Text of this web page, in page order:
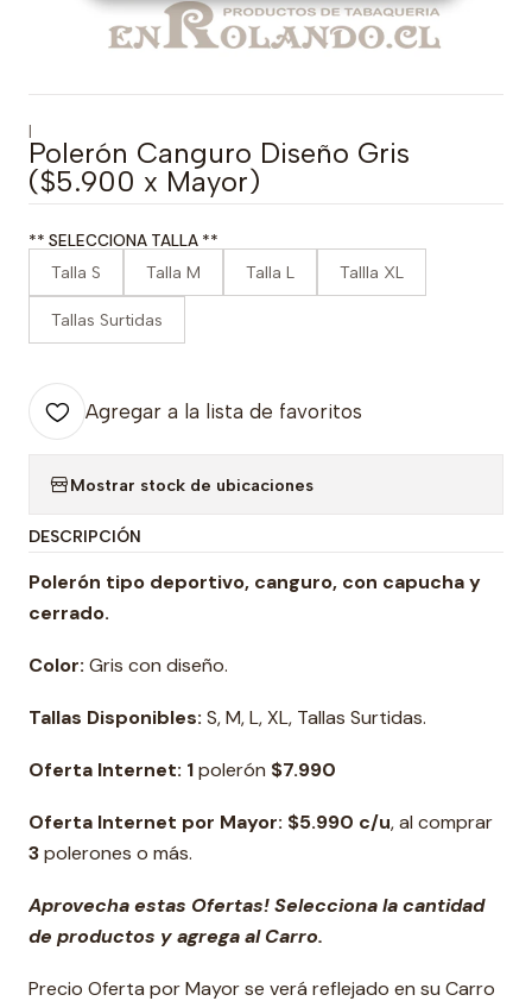
|
Polerón Canguro Diseño Gris
($5.900 x Mayor)
** SELECCIONA TALLA **
Talla S Talla M Talla L Tallla XL
Tallas Surtidas
Agregar a la lista de favoritos
Mostrar stock de ubicaciones
DESCRIPCIÓN
Polerón tipo deportivo, canguro, con capucha y
cerrado.
Color: Gris con diseño.
Tallas Disponibles: S, M, L, XL, Tallas Surtidas.
Oferta Internet: 1polerón $7.990
Oferta Internet por Mayor: $5.990 c/u, al comprar
3polerones o más.
Aprovecha estas Ofertas! Selecciona la cantidad
de productos y agrega al Carro.
Precio Oferta por Mayor se verá reflejado en su Carro